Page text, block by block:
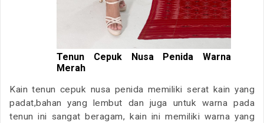
Tenun Cepuk Nusa Penida Warna
Merah
Kain tenun cepuk nusa penida memiliki serat kain yang
padat,bahan yang lembut dan juga untuk warna pada
tenun ini sangat beragam, kain ini memiliki warna yang